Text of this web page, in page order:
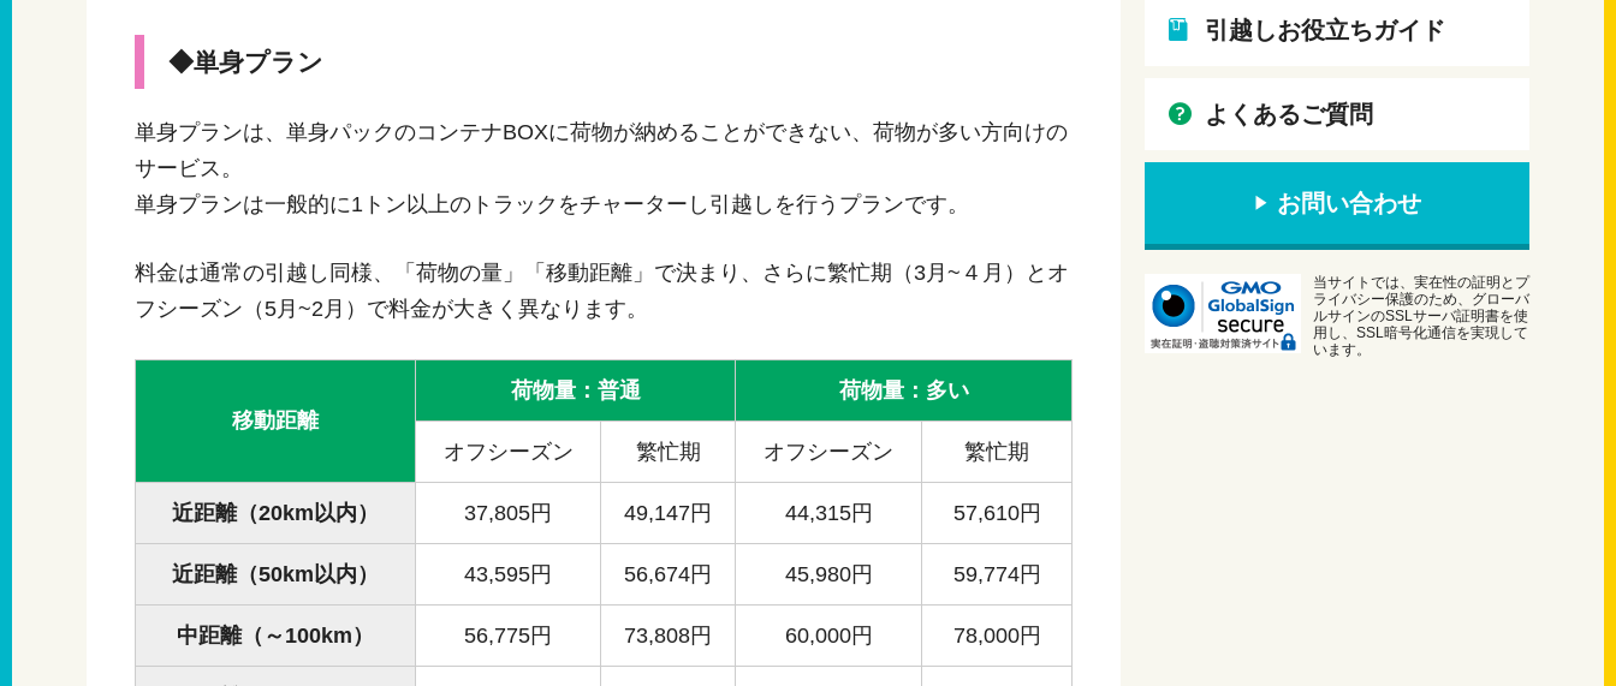
◆単身プラン
単身プランは、単身パックのコンテナBOXに荷物が納めることができない、荷物が多い方向けの
サービス。
単身プランは一般的に1トン以上のトラックをチャーターし引越しを行うプランです。
料金は通常の引越し同様、「荷物の量」「移動距離」で決まり、さらに繁忙期（3月~４月）とオ
フシーズン（5月~2月）で料金が大きく異なります。
移動距離
荷物量：普通 荷物量：多い
オフシーズン 繁忙期 オフシーズン 繁忙期
近距離（20km以内） 37,805円 49,147円 44,315円 57,610円
近距離（50km以内） 43,595円 56,674円 45,980円 59,774円
中距離（～100km） 56,775円 73,808円 60,000円 78,000円
引越しお役立ちガイド
よくあるご質問
お問い合わせ
当サイトでは、実在性の証明とプ
ライバシー保護のため、グローバ
ルサインのSSLサーバ証明書を使
用し、SSL暗号化通信を実現して
います。